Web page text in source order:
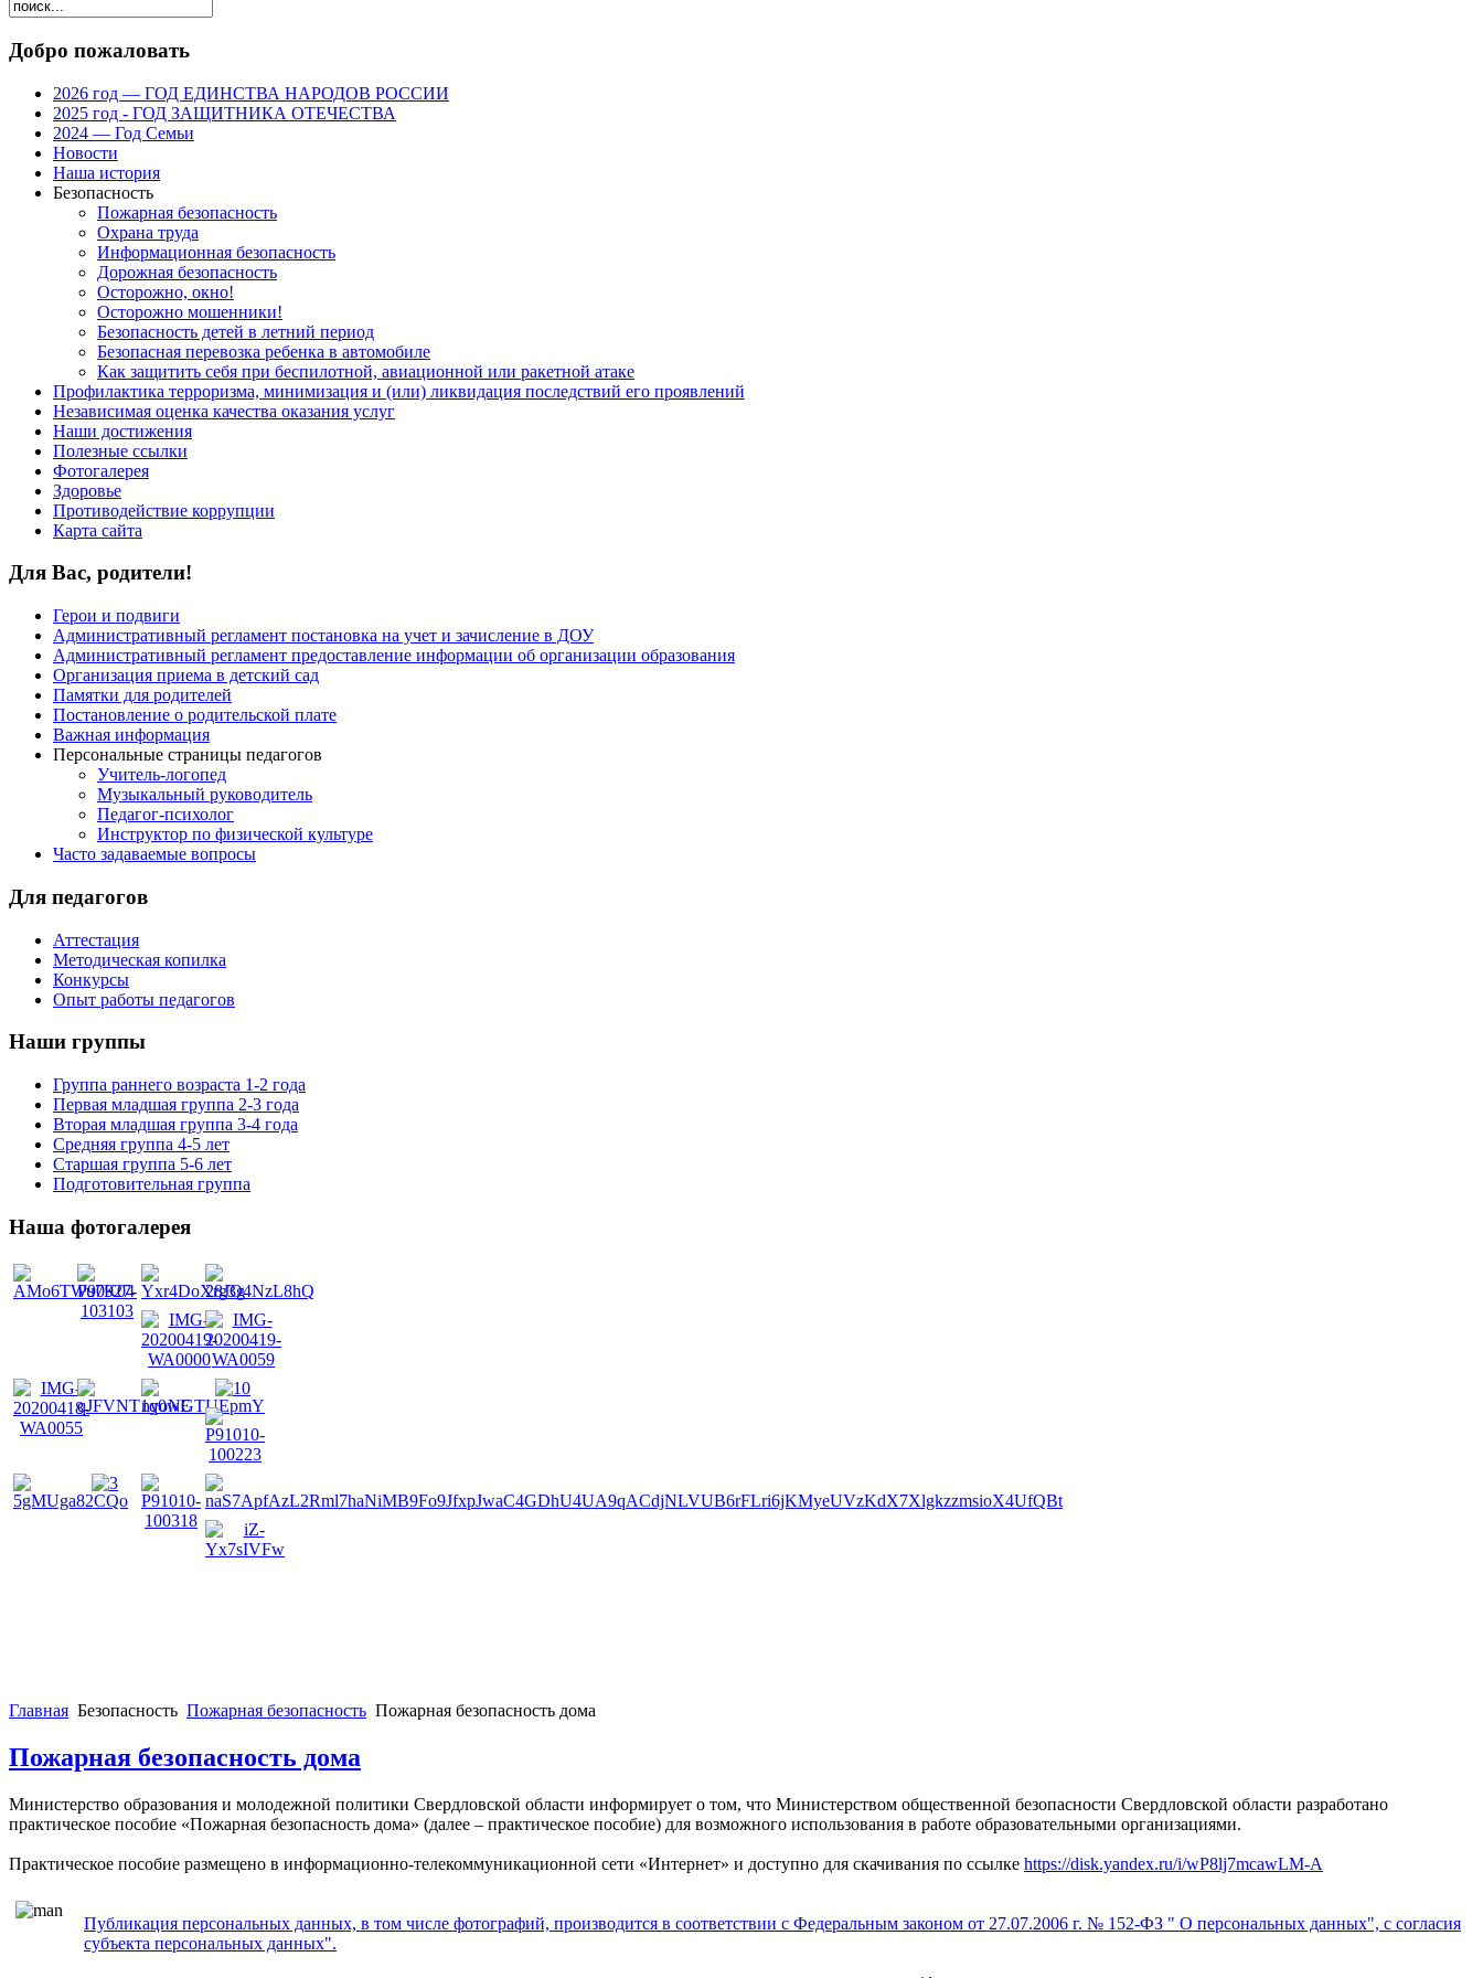
Добро пожаловать
2026 год — ГОД ЕДИНСТВА НАРОДОВ РОССИИ
2025 год - ГОД ЗАЩИТНИКА ОТЕЧЕСТВА
2024 — Год Семьи
Новости
Наша история
Безопасность
Пожарная безопасность
Охрана труда
Информационная безопасность
Дорожная безопасность
Осторожно, окно!
Осторожно мошенники!
Безопасность детей в летний период
Безопасная перевозка ребенка в автомобиле
Как защитить себя при беспилотной, авиационной или ракетной атаке
Профилактика терроризма, минимизация и (или) ликвидация последствий его проявлений
Независимая оценка качества оказания услуг
Наши достижения
Полезные ссылки
Фотогалерея
Здоровье
Противодействие коррупции
Карта сайта
Для Вас, родители!
Герои и подвиги
Административный регламент постановка на учет и зачисление в ДОУ
Административный регламент предоставление информации об организации образования
Организация приема в детский сад
Памятки для родителей
Постановление о родительской плате
Важная информация
Персональные страницы педагогов
Учитель-логопед
Музыкальный руководитель
Педагог-психолог
Инструктор по физической культуре
Часто задаваемые вопросы
Для педагогов
Аттестация
Методическая копилка
Конкурсы
Опыт работы педагогов
Наши группы
Группа раннего возраста 1-2 года
Первая младшая группа 2-3 года
Вторая младшая группа 3-4 года
Средняя группа 4-5 лет
Старшая группа 5-6 лет
Подготовительная группа
Наша фотогалерея
Главная Безопасность Пожарная безопасность Пожарная безопасность дома
Пожарная безопасность дома
Министерство образования и молодежной политики Свердловской области информирует о том, что Министерством общественной безопасности Свердловской области разработано
практическое пособие «Пожарная безопасность дома» (далее – практическое пособие) для возможного использования в работе образовательными организациями.
Практическое пособие размещено в информационно-телекоммуникационной сети «Интернет» и доступно для скачивания по ссылке https://disk.yandex.ru/i/wP8lj7mcawLM-A
Публикация персональных данных, в том числе фотографий, производится в соответствии с Федеральным законом от 27.07.2006 г. № 152-ФЗ " О персональных данных", с согласия
субъекта персональных данных".